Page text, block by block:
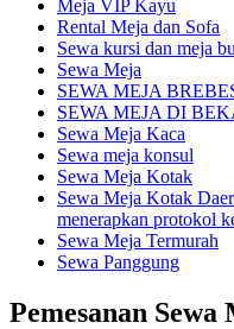
Meja VIP Kayu
Rental Meja dan Sofa
Sewa kursi dan meja
Sewa Meja
SEWA MEJA
SEWA MEJA DI
Sewa Meja Kaca
Sewa meja konsul
Sewa Meja Kotak
Sewa Meja Kotak
menerapkan protokol
Sewa Meja Termurah
Sewa Panggung
Pemesanan